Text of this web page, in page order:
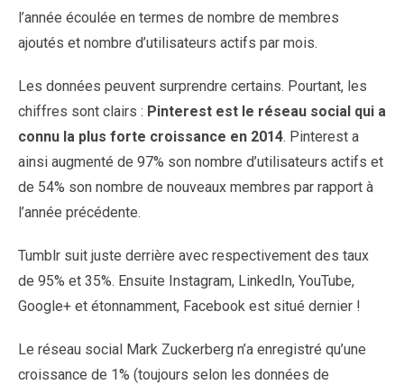
l’année écoulée en termes de nombre de membres
ajoutés et nombre d’utilisateurs actifs par mois.
Les données peuvent surprendre certains. Pourtant, les
chiffres sont clairs : Pinterest est le réseau social qui a
connu la plus forte croissance en 2014. Pinterest a
ainsi augmenté de 97% son nombre d’utilisateurs actifs et
de 54% son nombre de nouveaux membres par rapport à
l’année précédente.
Tumblr suit juste derrière avec respectivement des taux
de 95% et 35%. Ensuite Instagram, LinkedIn, YouTube,
Google+ et étonnamment, Facebook est situé dernier !
Le réseau social Mark Zuckerberg n’a enregistré qu’une
croissance de 1% (toujours selon les données de